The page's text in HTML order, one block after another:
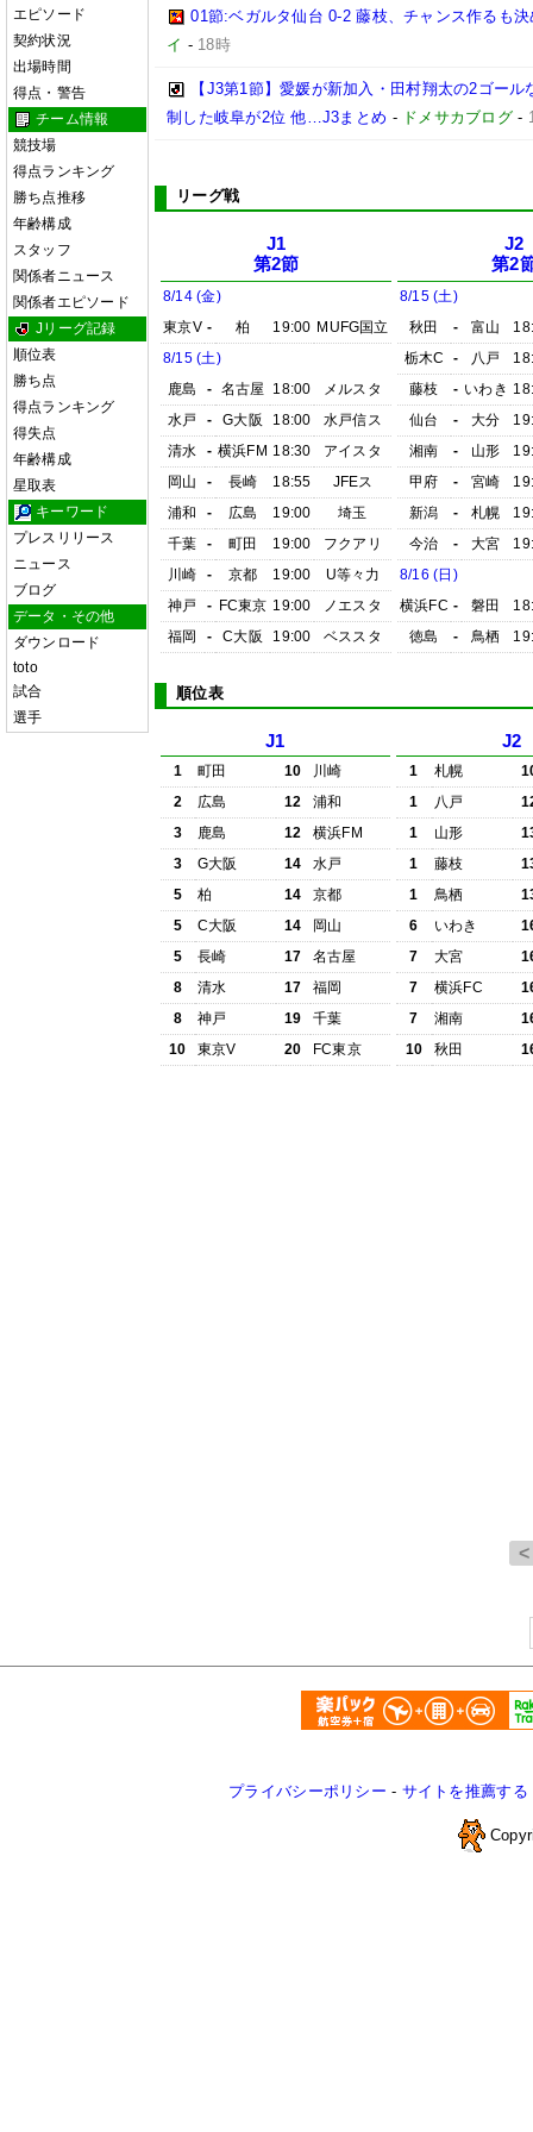
エピソード
契約状況
出場時間
得点・警告
チーム情報
競技場
得点ランキング
勝ち点推移
年齢構成
スタッフ
関係者ニュース
関係者エピソード
Jリーグ記録
順位表
勝ち点
得点ランキング
得失点
年齢構成
星取表
キーワード
プレスリリース
ニュース
ブログ
データ・その他
ダウンロード
toto
試合
選手
01節:ベガルタ仙台 0-2 藤枝、チャンス作るも
イ - 18時
【J3第1節】愛媛が新加入・田村翔太の2ゴー
制した岐阜が2位 他…J3まとめ - ドメサカブログ-
リーグ戦
J1
第2節
8/14 (金)
東京V - 柏 19:00 MUFG国立
8/15 (土)
鹿島
- 名古屋 18:00
メルスタ
水戸
- G大阪 18:00
水戸信ス
清水
- 横浜FM 18:30
アイスタ
岡山
- 長崎 18:55
JFEス
浦和
- 広島 19:00
埼玉
千葉
- 町田 19:00
フクアリ
川崎
- 京都 19:00
U等々力
神戸
- FC東京 19:00
ノエスタ
福岡
- C大阪 19:00 ベススタ
J2
第2
8/15 (土)
秋田
- 富山
栃木C
- 八戸
藤枝
- いわき
仙台
- 大分
湘南
- 山形
甲府
- 宮崎
新潟
- 札幌
今治
- 大宮
8/16 (日)
横浜FC - 磐田
徳島
- 鳥栖
順位表
J1
1 町田 10
川崎
2
広島 12
浦和
3
鹿島 12
横浜FM
3
G大阪 14
水戸
5
柏 14
京都
5
C大阪 14
岡山
5
長崎 17
名古屋
8
清水 17
福岡
8
神戸 19
千葉
10
東京V 20 FC東京
J2
1 札幌
1
八戸
1
山形
1
藤枝
1
鳥栖
6
いわき
7
大宮
7
横浜FC
7
湘南
10
秋田
プライバシーポリシー - サイトを推薦する